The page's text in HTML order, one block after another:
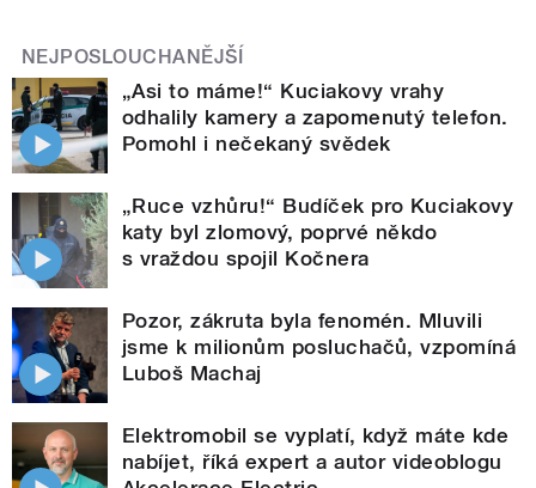
NEJPOSLOUCHANĚJŠÍ
„Asi to máme!“ Kuciakovy vrahy
odhalily kamery a zapomenutý telefon.
Pomohl i nečekaný svědek
„Ruce vzhůru!“ Budíček pro Kuciakovy
katy byl zlomový, poprvé někdo
s vraždou spojil Kočnera
Pozor, zákruta byla fenomén. Mluvili
jsme k milionům posluchačů, vzpomíná
Luboš Machaj
Elektromobil se vyplatí, když máte kde
nabíjet, říká expert a autor videoblogu